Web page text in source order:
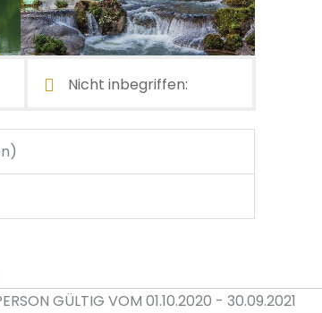
Nicht inbegriffen:
GÜLTIG VOM 01.10.2020 - 30.09.2021